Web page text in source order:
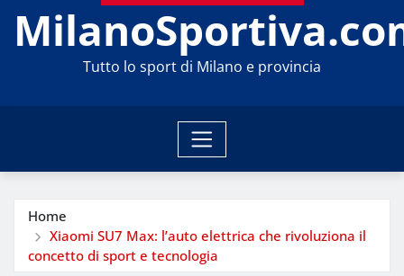
Tutto lo sport di Milano e provincia
Home
Xiaomi SU7 Max: l’auto elettrica che rivoluziona il
concetto di sport e tecnologia